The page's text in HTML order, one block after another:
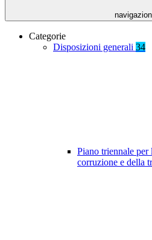
Categorie
Disposizioni generali 34
Piano triennale per
corruzione e della